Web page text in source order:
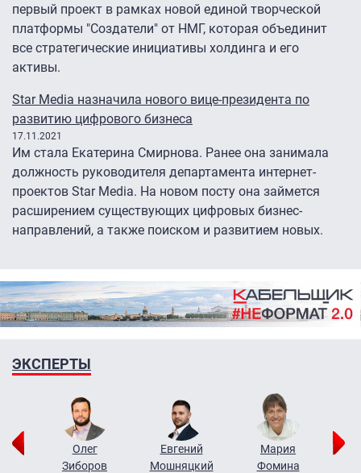
первый проект в рамках новой единой творческой
платформы "Создатели" от НМГ, которая объединит
все стратегические инициативы холдинга и его
активы.
Star Media назначила нового вице-президента по
развитию цифрового бизнеса
17.11.2021
Им стала Екатерина Смирнова. Ранее она занимала
должность руководителя департамента интернет-
проектов Star Media. На новом посту она займется
расширением существующих цифровых бизнес-
направлений, а также поиском и развитием новых.
ЭКСПЕРТЫ
Олег
Зиборов
Евгений
Мошняцкий
Мария
Фомина